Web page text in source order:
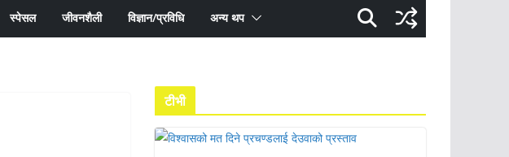
स्पेसल जीवनशैली विज्ञान/प्रविधि अन्य थप
टीभी